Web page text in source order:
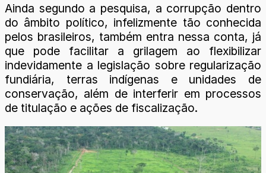
Ainda segundo a pesquisa, a corrupção dentro
do âmbito político, infelizmente tão conhecida
pelos brasileiros, também entra nessa conta, já
que pode facilitar a grilagem ao flexibilizar
indevidamente a legislação sobre regularização
fundiária, terras indígenas e unidades de
conservação, além de interferir em processos
de titulação e ações de fiscalização.